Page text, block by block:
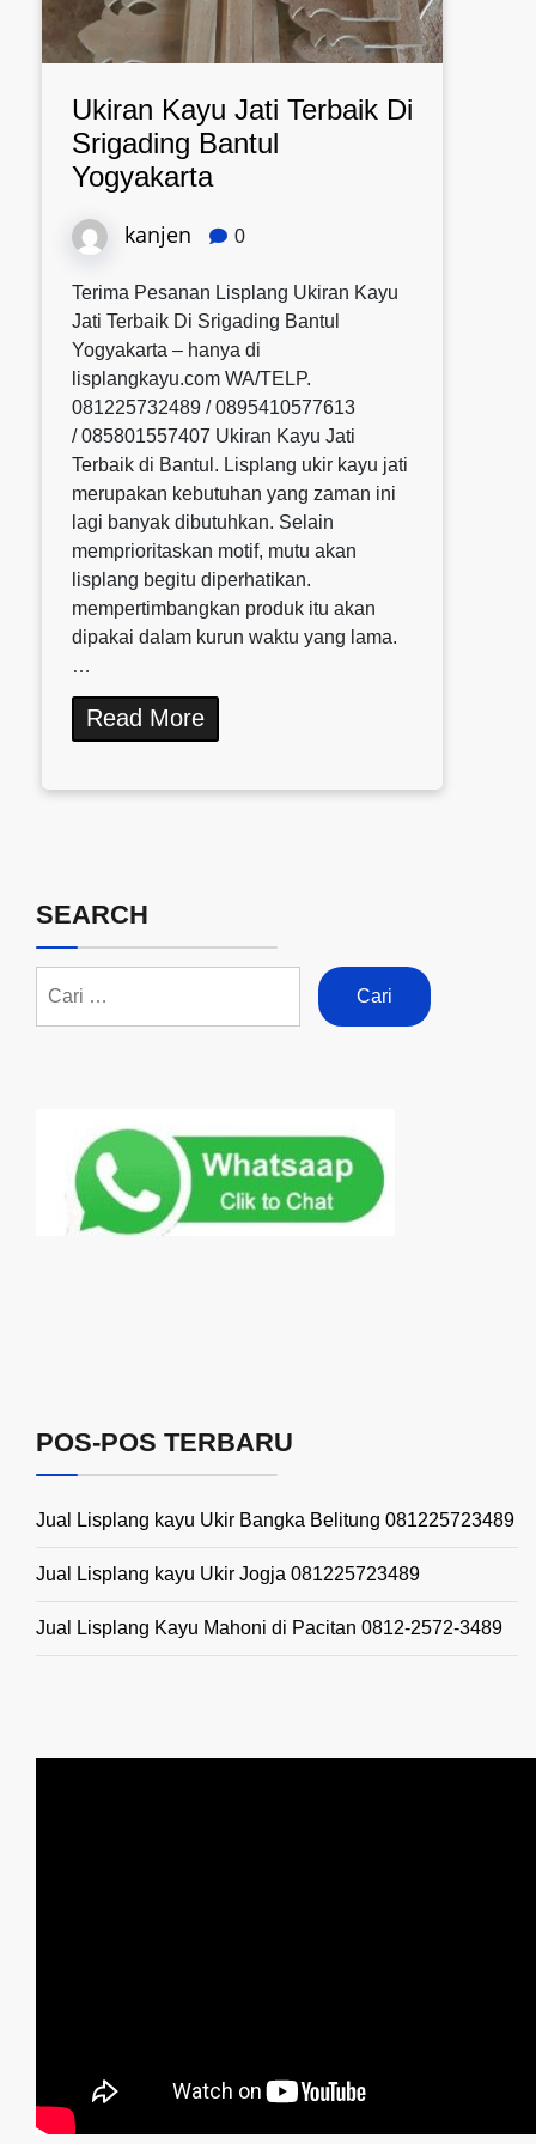
Ukiran Kayu Jati Terbaik Di
Srigading Bantul
Yogyakarta
kanjen 0
Terima Pesanan Lisplang Ukiran Kayu
Jati Terbaik Di Srigading Bantul
Yogyakarta – hanya di
lisplangkayu.com WA/TELP.
081225732489 / 0895410577613
/ 085801557407 Ukiran Kayu Jati
Terbaik di Bantul. Lisplang ukir kayu jati
merupakan kebutuhan yang zaman ini
lagi banyak dibutuhkan. Selain
memprioritaskan motif, mutu akan
lisplang begitu diperhatikan.
mempertimbangkan produk itu akan
dipakai dalam kurun waktu yang lama.
…
Read More
SEARCH
POS-POS TERBARU
Jual Lisplang kayu Ukir Bangka Belitung 081225723489
Jual Lisplang kayu Ukir Jogja 081225723489
Jual Lisplang Kayu Mahoni di Pacitan 0812-2572-3489